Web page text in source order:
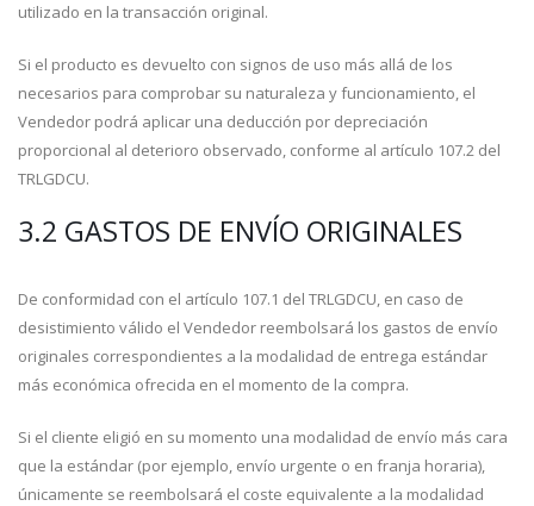
utilizado en la transacción original.
Si el producto es devuelto con signos de uso más allá de los
necesarios para comprobar su naturaleza y funcionamiento, el
Vendedor podrá aplicar una deducción por depreciación
proporcional al deterioro observado, conforme al artículo 107.2 del
TRLGDCU.
3.2 GASTOS DE ENVÍO ORIGINALES
De conformidad con el artículo 107.1 del TRLGDCU, en caso de
desistimiento válido el Vendedor reembolsará los gastos de envío
originales correspondientes a la modalidad de entrega estándar
más económica ofrecida en el momento de la compra.
Si el cliente eligió en su momento una modalidad de envío más cara
que la estándar (por ejemplo, envío urgente o en franja horaria),
únicamente se reembolsará el coste equivalente a la modalidad